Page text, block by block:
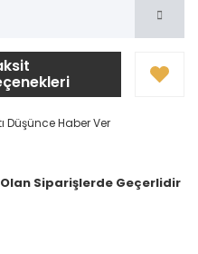
Düşünce Haber Ver
Olan Siparişlerde Geçerlidir